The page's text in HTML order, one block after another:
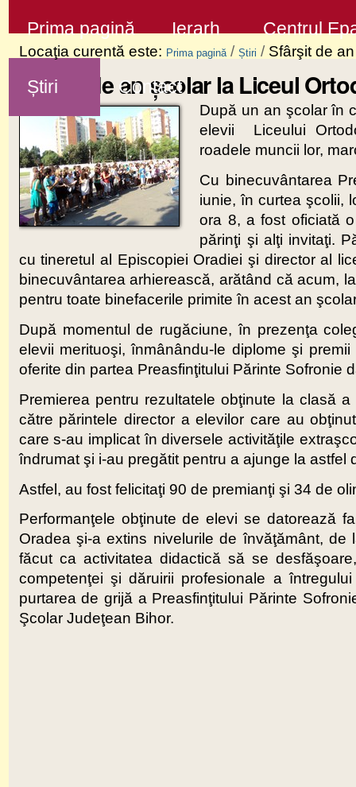
la
conţinut
Sari
la
navigare
Prima pagină Ierarh Centrul
Știri Contact
Locaţia curentă este: Prima pagină / Știri / Sfârşit de
Sfârşit de an şcolar la Liceul
După un an şcolar în
elevii Liceului
roadele muncii lor,
Cu binecuvântarea
iunie, în curtea şcolii,
ora 8, a fost oficiată
părinţi şi alţi invitaţi.
cu tineretul al Episcopiei Oradiei şi director al
binecuvântarea arhierească, arătând că acum,
pentru toate binefacerile primite în acest an
După momentul de rugăciune, în prezenţa
elevii merituoşi, înmânându-le diplome şi
oferite din partea Preasfinţitului Părinte Sofronie
Premierea pentru rezultatele obţinute la clasă
către părintele director a elevilor care au
care s-au implicat în diversele activităţile
îndrumat şi i-au pregătit pentru a ajunge la astfel
Astfel, au fost felicitaţi 90 de premianţi şi 34 de
Performanţele obţinute de elevi se datorează
Oradea şi-a extins nivelurile de învăţământ,
făcut ca activitatea didactică să se
competenţei şi dăruirii profesionale a
purtarea de grijă a Preasfinţitului Părinte
Şcolar Judeţean Bihor.